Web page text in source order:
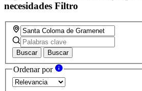
necesidades Filtro
Buscar Buscar
Ordenar por